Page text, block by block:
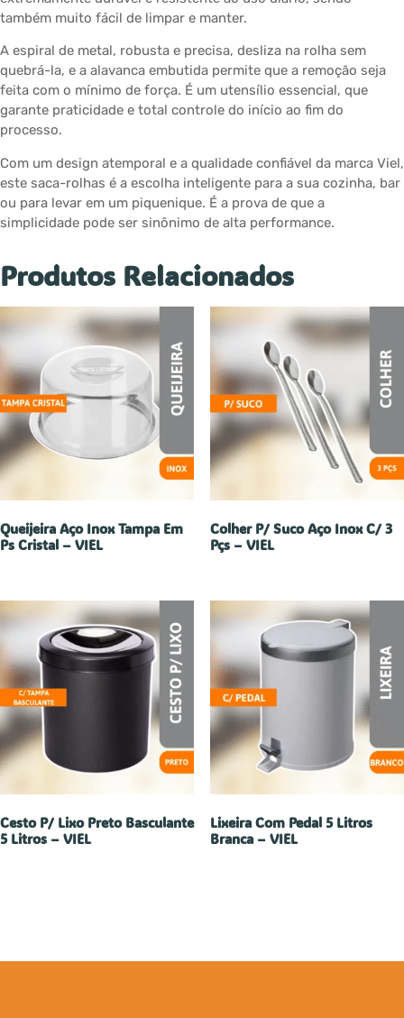
também muito fácil de limpar e manter.
A espiral de metal, robusta e precisa, desliza na rolha sem
quebrá-la, e a alavanca embutida permite que a remoção seja
feita com o mínimo de força. É um utensílio essencial, que
garante praticidade e total controle do início ao fim do
processo.
Com um design atemporal e a qualidade confiável da marca Viel,
este saca-rolhas é a escolha inteligente para a sua cozinha, bar
ou para levar em um piquenique. É a prova de que a
simplicidade pode ser sinônimo de alta performance.
Produtos Relacionados
Queijeira Aço Inox Tampa Em
Ps Cristal – VIEL
Colher P/ Suco Aço Inox C/ 3
Pçs – VIEL
Cesto P/ Lixo Preto Basculante
5 Litros – VIEL
Lixeira Com Pedal 5 Litros
Branca – VIEL